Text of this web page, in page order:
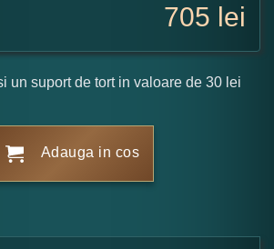
705 lei
un suport de tort in valoare de 30 lei
Adauga in cos